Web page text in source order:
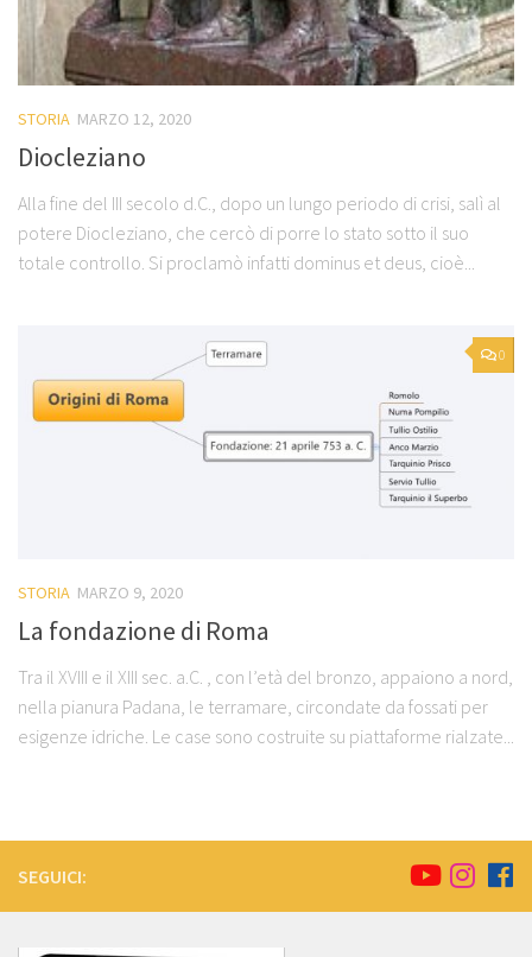
STORIA MARZO 12, 2020
Diocleziano
Alla fine del III secolo d.C., dopo un lungo periodo di crisi, salì al
potere Diocleziano, che cercò di porre lo stato sotto il suo
totale controllo. Si proclamò infatti dominus et deus, cioè...
0
STORIA MARZO 9, 2020
La fondazione di Roma
Tra il XVIII e il XIII sec. a.C. , con l’età del bronzo, appaiono a nord,
nella pianura Padana, le terramare, circondate da fossati per
esigenze idriche. Le case sono costruite su piattaforme rialzate...
SEGUICI: